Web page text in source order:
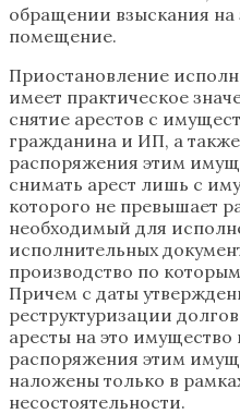
обращении взыскания
помещение.
Приостановление
имеет практическое
снятие арестов с
гражданина и ИП, а
распоряжения этим
снимать арест лишь с
которого не превышает
необходимый для
исполнительных
производство по
Причем с даты
реструктуризации
аресты на это
распоряжения этим
наложены только в
несостоятельности.